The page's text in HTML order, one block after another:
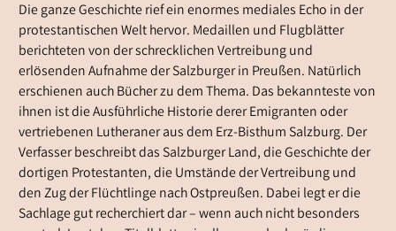
Die ganze Geschichte rief ein enormes mediales Echo in der
protestantischen Welt hervor. Medaillen und Flugblätter
berichteten von der schrecklichen Vertreibung und
erlösenden Aufnahme der Salzburger in Preußen. Natürlich
erschienen auch Bücher zu dem Thema. Das bekannteste von
ihnen ist dieAusführliche Historie derer Emigranten oder
vertriebenen Lutheraner aus dem Erz-Bisthum Salzburg. Der
Verfasser beschreibt das Salzburger Land, die Geschichte der
dortigen Protestanten, die Umstände der Vertreibung und
den Zug der Flüchtlinge nach Ostpreußen. Dabei legt er die
Sachlage gut recherchiert dar – wenn auch nicht besonders